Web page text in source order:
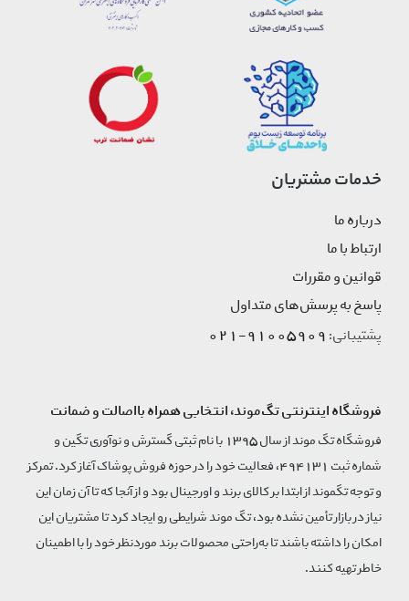
خدمات مشتریان
درباره ما
ارتباط با ما
قوانین و مقررات
پاسخ به پرسش‌های متداول
پشتیبانی: 91005909-021
فروشگاه اینترنتی تگ‌موند، انتخابی همراه بااصالت و ضمانت
فروشگاه تگ موند از سال 1395 با نام ثبتی گسترش و نوآوری تگین و
شماره ثبت 494131، فعالیت خود را در حوزه فروش پوشاک آغاز کرد. تمرکز
و توجه تگموند از ابتدا بر کالای برند و اورجینال بود و از آنجا که تا آن زمان این
نیاز در بازار تأمین نشده بود، تگ موند شرایطی رو ایجاد کرد تا مشتریان این
امکان را داشته باشند تا به‌راحتی محصولات برند مورد‌نظر خود را با اطمینان
خاطر تهیه کنند.